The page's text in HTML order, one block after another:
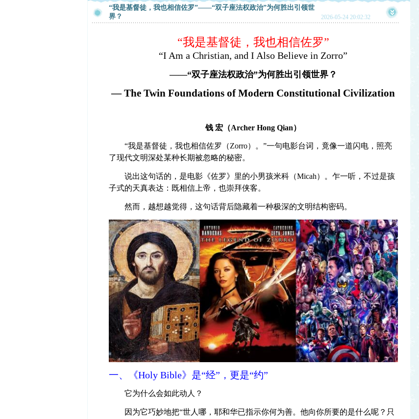
“我是基督徒，我也相信佐罗”——“双子座法权政治”为何胜出引领世
界？
2026-05-24 20:02:32
“我是基督徒，我也相信佐罗”
“I Am a Christian, and I Also Believe in Zorro”
——“双子座法权政治”为何胜出引领世界？
— The Twin Foundations of Modern Constitutional Civilization
钱 宏（Archer Hong Qian）
“我是基督徒，我也相信佐罗（Zorro）。”一句电影台词，竟像一道闪电，照亮
了现代文明深处某种长期被忽略的秘密。
说出这句话的，是电影《佐罗》里的小男孩米科（Micah）。乍一听，不过是孩
子式的天真表达：既相信上帝，也崇拜侠客。
然而，越想越觉得，这句话背后隐藏着一种极深的文明结构密码。
一、《Holy Bible》是“经”，更是“约”
它为什么会如此动人？
因为它巧妙地把“世人哪，耶和华已指示你何为善。他向你所要的是什么呢？只